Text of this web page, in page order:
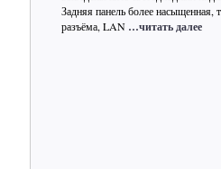
Задняя панель более
разъёма, LAN …читать далее